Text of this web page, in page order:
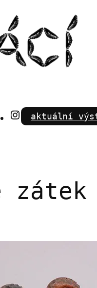
Instagram
aktuální
zátek